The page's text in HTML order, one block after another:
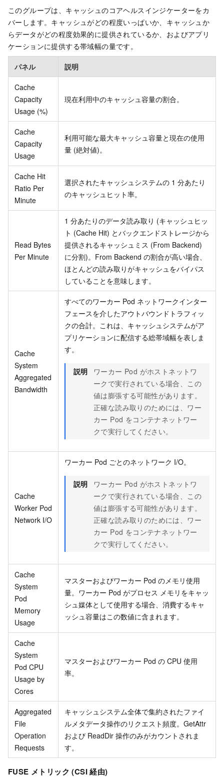
このグループは、キャッシュのコアヘルスインジケーターをカ
バーします。キャッシュがどの程度いっぱいか、キャッシュか
らデータがどの程度効果的に提供されているか、およびアプリ
ケーションに提供する帯域幅の量です。
パネル 説明
Cache
Capacity
Usage (%)
現在利用中のキャッシュ容量の割合。
Cache
Capacity
Usage
利用可能な最大キャッシュ容量と現在の使用
量 (絶対値)。
Cache Hit
Ratio Per
Minute
選択されたキャッシュシステムの 1 分あたり
のキャッシュヒット率。
Read Bytes
Per Minute
1 分あたりのデータ読み取り (キャッシュヒッ
ト (Cache Hit) とバックエンドストレージから
提供されるキャッシュミス (From Backend)
に分割)。From Backend の割合が高い場合、
ほとんどの読み取りがキャッシュをバイパス
していることを意味します。
Cache
System
Aggregated
Bandwidth
すべてのワーカー Pod ネットワークインター
フェースを介したアウトバウンドトラフィッ
クの合計。これは、キャッシュシステムがア
プリケーションに配信する総帯域幅を表しま
す。
説明
ワーカー Pod がホストネットワ
ークで実行されている場合、この
値は膨張する可能性があります。
正確な読み取りのためには、ワー
カー Pod をコンテナネットワー
クで実行してください。
Cache
Worker Pod
Network I/O
ワーカー Pod ごとのネットワーク I/O。
説明
ワーカー Pod がホストネットワ
ークで実行されている場合、この
値は膨張する可能性があります。
正確な読み取りのためには、ワー
カー Pod をコンテナネットワー
クで実行してください。
Cache
System
Pod
Memory
Usage
マスターおよびワーカー Pod のメモリ使用
量。ワーカー Pod がプロセス メモリをキャッ
シュ媒体として使用する場合、消費するキャ
ッシュ容量はこの数値に含まれます。
Cache
System
Pod CPU
Usage by
Cores
マスターおよびワーカー Pod の CPU 使用
率。
Aggregated
File
Operation
Requests
キャッシュシステム全体で集約されたファイ
ルメタデータ操作のリクエスト頻度。GetAttr
および ReadDir 操作のみがカウントされま
す。
FUSE メトリック (CSI 経由)